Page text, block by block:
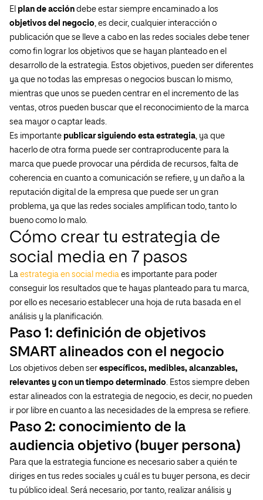
El plan de acción debe estar siempre encaminado a los
objetivos del negocio, es decir, cualquier interacción o
publicación que se lleve a cabo en las redes sociales debe tener
como fin lograr los objetivos que se hayan planteado en el
desarrollo de la estrategia. Estos objetivos, pueden ser diferentes
ya que no todas las empresas o negocios buscan lo mismo,
mientras que unos se pueden centrar en el incremento de las
ventas, otros pueden buscar que el reconocimiento de la marca
sea mayor o captar leads.
Es importante publicar siguiendo esta estrategia, ya que
hacerlo de otra forma puede ser contraproducente para la
marca que puede provocar una pérdida de recursos, falta de
coherencia en cuanto a comunicación se refiere, y un daño a la
reputación digital de la empresa que puede ser un gran
problema, ya que las redes sociales amplifican todo, tanto lo
bueno como lo malo.
Cómo crear tu estrategia de
social media en 7 pasos
La estrategia en social media es importante para poder
conseguir los resultados que te hayas planteado para tu marca,
por ello es necesario establecer una hoja de ruta basada en el
análisis y la planificación.
Paso 1: definición de objetivos
SMART alineados con el negocio
Los objetivos deben ser específicos, medibles, alcanzables,
relevantes y con un tiempo determinado. Estos siempre deben
estar alineados con la estrategia de negocio, es decir, no pueden
ir por libre en cuanto a las necesidades de la empresa se refiere.
Paso 2: conocimiento de la
audiencia objetivo (buyer persona)
Para que la estrategia funcione es necesario saber a quién te
diriges en tus redes sociales y cuál es tu buyer persona, es decir
tu público ideal. Será necesario, por tanto, realizar análisis y